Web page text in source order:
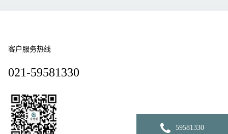
59581330
客户服务热线
021-59581330